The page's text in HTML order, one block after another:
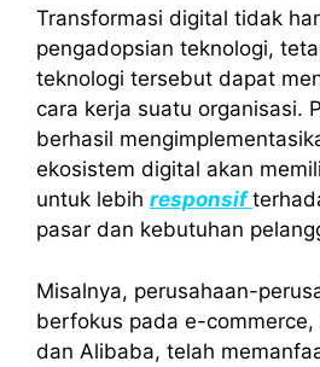
Transformasi digital tidak
pengadopsian teknologi,
teknologi tersebut dapat
cara kerja suatu organisasi.
berhasil
ekosistem digital akan
untuk lebih responsif
pasar dan kebutuhan
Misalnya, perusahaan-
berfokus pada e-
dan Alibaba, telah